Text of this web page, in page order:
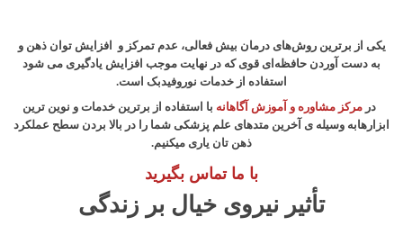
یکی از برترین روش‌های درمان بیش فعالی، عدم تمرکز و افزایش توان ذهن و
به دست آوردن حافظه‌ای قوی که در نهایت موجب افزایش یادگیری می شود
استفاده از خدمات نوروفیدبک است.
درمرکز مشاوره و آموزش آگاهانه با استفاده از برترین خدمات و نوین ترین
ابزارهابه وسیله ی آخرین متدهای علم پزشکی شما را در بالا بردن سطح عملکرد
ذهن تان یاری میکنیم.
با ما تماس بگیرید
تأثیر نیروی خیال بر زندگی